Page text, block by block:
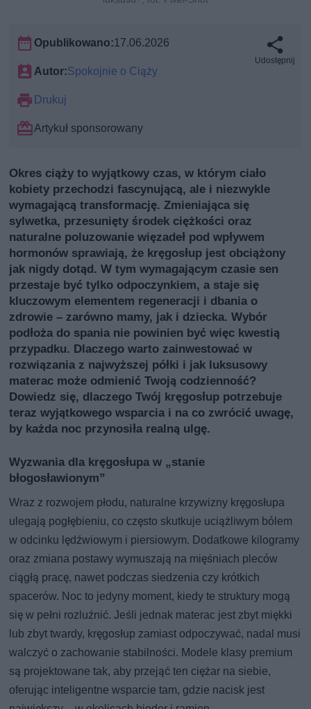
Opublikowano:17.06.2026
Autor:Spokojnie o Ciąży
Drukuj
Artykuł sponsorowany
Udostępnij
Okres ciąży to wyjątkowy czas, w którym ciało
kobiety przechodzi fascynującą, ale i niezwykle
wymagającą transformację. Zmieniająca się
sylwetka, przesunięty środek ciężkości oraz
naturalne poluzowanie więzadeł pod wpływem
hormonów sprawiają, że kręgosłup jest obciążony
jak nigdy dotąd. W tym wymagającym czasie sen
przestaje być tylko odpoczynkiem, a staje się
kluczowym elementem regeneracji i dbania o
zdrowie – zarówno mamy, jak i dziecka. Wybór
podłoża do spania nie powinien być więc kwestią
przypadku. Dlaczego warto zainwestować w
rozwiązania z najwyższej półki i jak luksusowy
materac może odmienić Twoją codzienność?
Dowiedz się, dlaczego Twój kręgosłup potrzebuje
teraz wyjątkowego wsparcia i na co zwrócić uwagę,
by każda noc przynosiła realną ulgę.
Wyzwania dla kręgosłupa w „stanie
błogosławionym”
Wraz z rozwojem płodu, naturalne krzywizny kręgosłupa
ulegają pogłębieniu, co często skutkuje uciążliwym bólem
w odcinku lędźwiowym i piersiowym. Dodatkowe kilogramy
oraz zmiana postawy wymuszają na mięśniach pleców
ciągłą pracę, nawet podczas siedzenia czy krótkich
spacerów. Noc to jedyny moment, kiedy te struktury mogą
się w pełni rozluźnić. Jeśli jednak materac jest zbyt miękki
lub zbyt twardy, kręgosłup zamiast odpoczywać, nadal musi
walczyć o zachowanie stabilności. Modele klasy premium
są projektowane tak, aby przejąć ten ciężar na siebie,
oferując inteligentne wsparcie tam, gdzie nacisk jest